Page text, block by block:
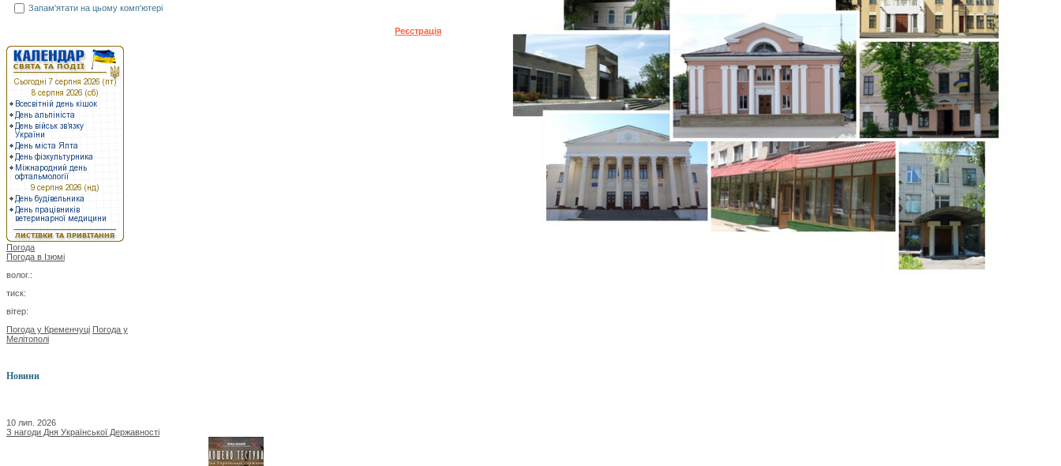
Запам'ятати на цьому комп'ютері
Реєстрація
Погода
Погода в Ізюмі
волог.:
тиск:
вітер:
Погода у Кременчуці Погода у
Мелітополі
Новини
10 лип. 2026
З нагоди Дня Української Державності